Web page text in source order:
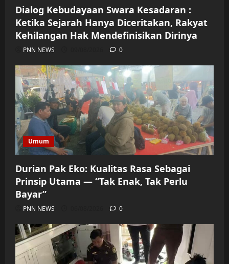
Dialog Kebudayaan Swara Kesadaran :
Ketika Sejarah Hanya Diceritakan, Rakyat
Kehilangan Hak Mendefinisikan Dirinya
PNN NEWS 0
Umum
Durian Pak Eko: Kualitas Rasa Sebagai
Prinsip Utama — “Tak Enak, Tak Perlu
Bayar”
PNN NEWS 0